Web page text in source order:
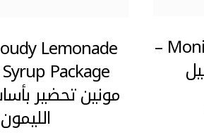
Monin Caramel Syrup (1L) –
Lemonade
مونين تحضير
الليمون